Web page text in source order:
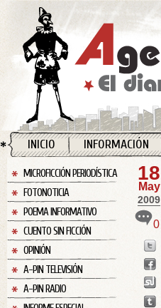
INICIO INFORMACIÓN
MICROFICCIÓN PERIODÍSTICA
FOTONOTICIA
POEMA INFORMATIVO
CUENTO SIN FICCIÓN
OPINIÓN
A-PIN TELEVISIÓN
A-PIN RADIO
18
May
2009
0